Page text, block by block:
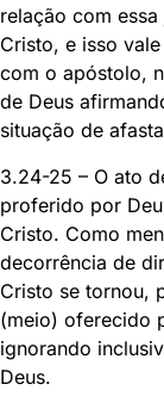
relação com
Cristo, e isso
com o apóstolo,
de Deus
situação de
3.24-25 – O ato
proferido por
Cristo. Como
decorrência de
Cristo se tornou,
(meio) oferecido
ignorando
Deus.